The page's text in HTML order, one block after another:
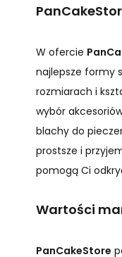
W ofercie
najlepsze formy
rozmiarach i
wybór
blachy do
prostsze i
pomogą Ci
Wartości
PanCakeStore